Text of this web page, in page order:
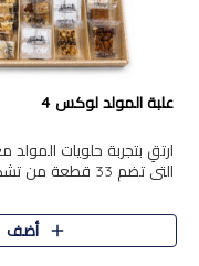
علبة المولد لوكس 4
التي تضم 33 قطعة
ومتنوعة من أشهر
العلبة على الجزرية بالفول،..
أضف